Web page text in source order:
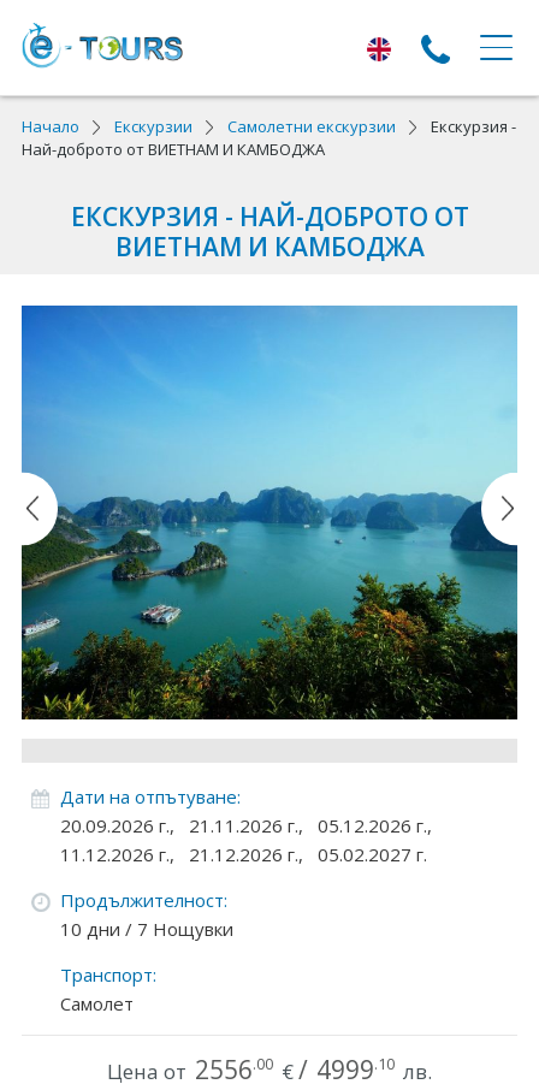
ЕКСКУРЗИИ
Екскурзии в Европа
Лято 2026
Най-търсени оферти
Круизи
Уикенд програми
ДЕСТИНАЦИИ
Египет
Чехия
България
Румъния
Начало Екскурзии Самолетни екскурзии
Екскурзия -
Най-доброто от ВИЕТНАМ И КАМБОДЖА
ЕКСКУРЗИЯ - НАЙ-ДОБРОТО ОТ
ВИЕТНАМ И КАМБОДЖА
Дати на отпътуване:
20.09.2026 г., 21.11.2026 г., 05.12.2026 г.,
11.12.2026 г., 21.12.2026 г., 05.02.2027 г.
Продължителност:
10 дни / 7 Нощувки
Транспорт:
Самолет
Цена от 2556.00 €/ 4999.10 лв.